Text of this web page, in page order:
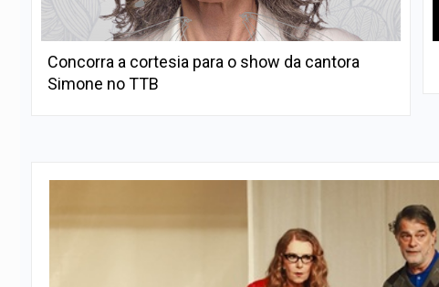
Concorra a cortesia para o show da cantora
Simone no TTB